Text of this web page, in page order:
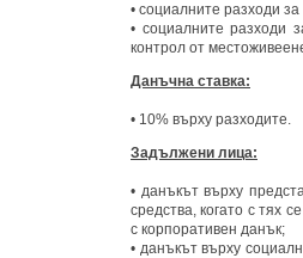
• социалните разходи
• социалните разходи
контрол от
Данъчна ставка:
• 10% върху разходите.
Задължени лица:
• данъкът върху
средства, когато с тях
с корпоративен данък;
• данъкът върху